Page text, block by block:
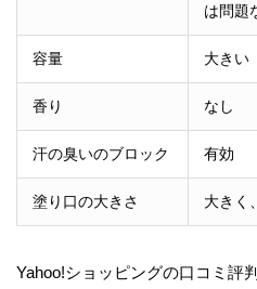
は問題
容量 大きい
香り なし
汗の臭いのブロック 有効
塗り口の大きさ 大きく
Yahoo!ショッピングの口コミ評